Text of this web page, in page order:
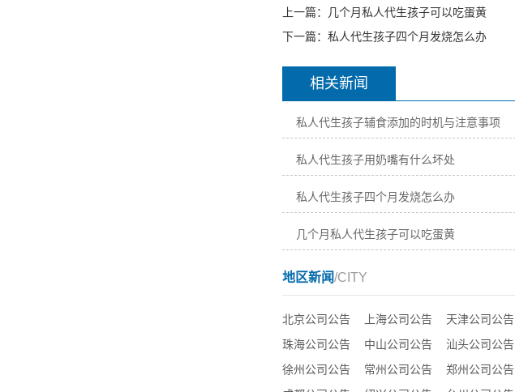
上一篇：
几个月私人代生孩子可以吃蛋黄
下一篇： 私人代生孩子四个月发烧怎么办
相关新闻
私人代生孩子辅食添加的时机与注意事项
私人代生孩子用奶嘴有什么坏处
私人代生孩子四个月发烧怎么办
几个月私人代生孩子可以吃蛋黄
地区新闻/CITY
北京公司公告 上海公司公告 天津公司公告
珠海公司公告
中山公司公告 汕头公司公告
徐州公司公告
常州公司公告 郑州公司公告